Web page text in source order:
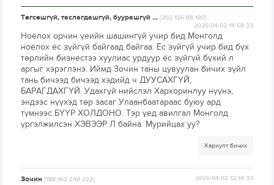
Төгсөшгүй, таслагдашгүй, буурашгүй ...[202.126.88.180]
2026-04-02 14:58:33
Ноёлох орчин үеийн шашингүй учир бид Монголд
ноёлох ёс зүйгүй байгаад байгаа. Ёс зүйгүй учир бид бүх
төрлийн бизнестээ хуулиас урдуур ёс зүйгүй бүхий л
аргыг хэрэглэнэ. Иймд Зочин таны цувуулан бичих зүйл
тань бичээд бичээд хэдийд ч ДУУСАХГҮЙ,
БАРАГДАХГҮЙ. Удахгүй нийслэл Хархоринлуу нүүнэ,
эндээс нүүхэд төр засаг Улаанбаатараас буюу ард
түмнээс БҮҮР ХОЛДОНО. Тэр үед авилгал Монголд
үргэлжилсэн ХЭВЭЭР Л байна. Мурийцах уу?
Хариулт бичих
Зочин[188.162.248.222] 2026-04-02 12:14:33